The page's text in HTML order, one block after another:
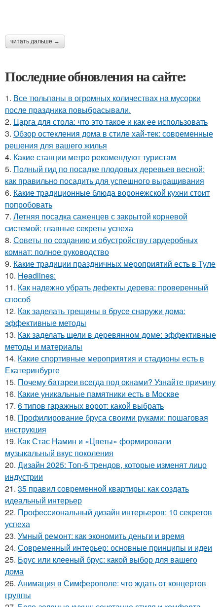
читать дальше →
Последние обновления на сайте:
1. Все тюльпаны в огромных количествах на мусорки
после праздника повыбрасывали.
2. Царга для стола: что это такое и как ее использовать
3. Обзор остекления дома в стиле хай-тек: современные
решения для вашего жилья
4. Какие станции метро рекомендуют туристам
5. Полный гид по посадке плодовых деревьев весной:
как правильно посадить для успешного выращивания
6. Какие традиционные блюда воронежской кухни стоит
попробовать
7. Летняя посадка саженцев с закрытой корневой
системой: главные секреты успеха
8. Советы по созданию и обустройству гардеробных
комнат: полное руководство
9. Какие традиции праздничных мероприятий есть в Туле
10. Headlines:
11. Как надежно убрать дефекты дерева: проверенный
способ
12. Как заделать трещины в брусе снаружи дома:
эффективные методы
13. Как заделать щели в деревянном доме: эффективные
методы и материалы
14. Какие спортивные мероприятия и стадионы есть в
Екатеринбурге
15. Почему батареи всегда под окнами? Узнайте причину
16. Какие уникальные памятники есть в Москве
17. 6 типов гаражных ворот: какой выбрать
18. Профилирование бруса своими руками: пошаговая
инструкция
19. Как Стас Намин и «Цветы» формировали
музыкальный вкус поколения
20. Дизайн 2025: Топ-5 трендов, которые изменят лицо
индустрии
21. 35 правил современной квартиры: как создать
идеальный интерьер
22. Профессиональный дизайн интерьеров: 10 секретов
успеха
23. Умный ремонт: как экономить деньги и время
24. Современный интерьер: основные принципы и идеи
25. Брус или клееный брус: какой выбор для вашего
дома
26. Анимация в Симферополе: что ждать от концертов
группы